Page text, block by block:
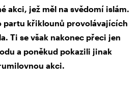
akci, jež měl na svědomí islám.
partu křiklounů provolávajících
Ti se však nakonec přeci jen
a poněkud pokazili jinak
akci.